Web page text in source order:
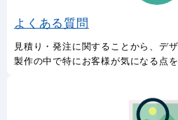
よくある質問
見積り・発注に関することから、デ
製作の中で特にお客様が気になる点を